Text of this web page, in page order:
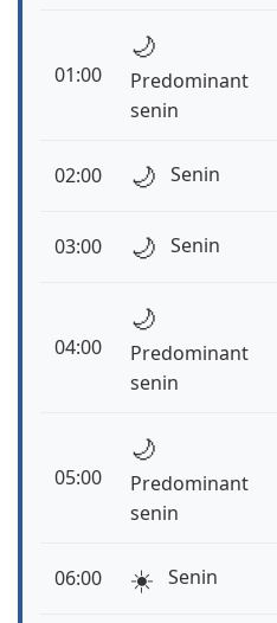
01:00
🌙
Predominant
senin
02:00 🌙 Senin
03:00 🌙 Senin
04:00
🌙
Predominant
senin
05:00
🌙
Predominant
senin
06:00 ☀️ Senin